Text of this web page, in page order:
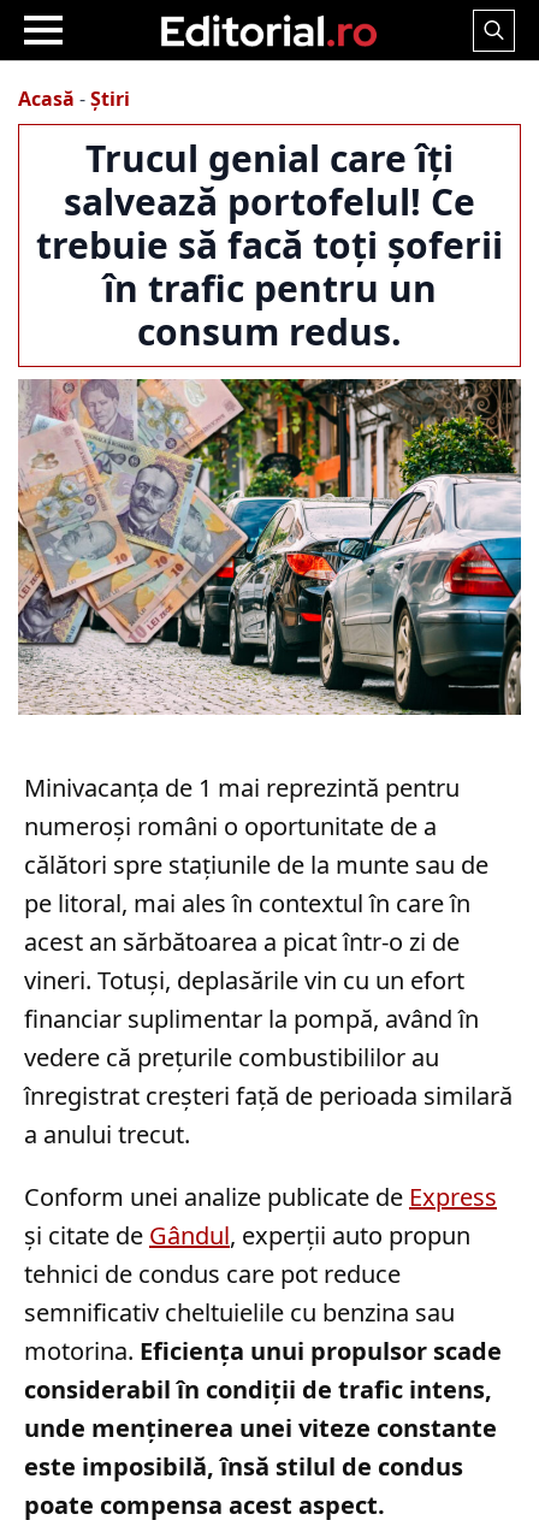
Search
Acasă -Știri
Trucul genial care îți
salvează portofelul! Ce
trebuie să facă toți șoferii
în trafic pentru un
consum redus.
Minivacanța de 1 mai reprezintă pentru
numeroși români o oportunitate de a
călători spre stațiunile de la munte sau de
pe litoral, mai ales în contextul în care în
acest an sărbătoarea a picat într-o zi de
vineri. Totuși, deplasările vin cu un efort
financiar suplimentar la pompă, având în
vedere că prețurile combustibililor au
înregistrat creșteri față de perioada similară
a anului trecut.
Conform unei analize publicate de Express
și citate de Gândul, experții auto propun
tehnici de condus care pot reduce
semnificativ cheltuielile cu benzina sau
motorina. Eficiența unui propulsor scade
considerabil în condiții de trafic intens,
unde menținerea unei viteze constante
este imposibilă, însă stilul de condus
poate compensa acest aspect.